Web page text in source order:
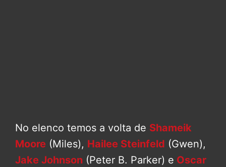
No elenco temos a volta de Shameik
Moore (Miles), Hailee Steinfeld (Gwen),
Jake Johnson (Peter B. Parker) e Oscar